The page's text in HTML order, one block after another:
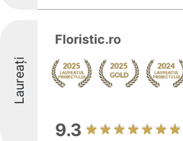
Laureați
Floristic.ro
9.3